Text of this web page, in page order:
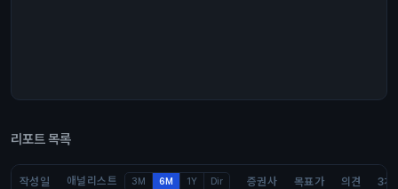
리포트 목록
작성일 애널리스트 3M 6M 1Y Dir 증권사 목표가 의견 3개